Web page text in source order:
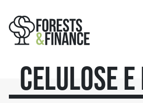
Celulose